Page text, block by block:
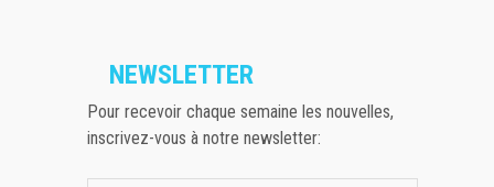
NEWSLETTER
Pour recevoir chaque semaine les nouvelles,
inscrivez-vous à notre newsletter: